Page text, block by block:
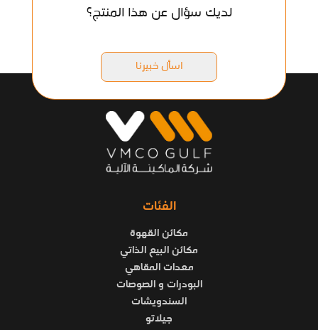
لديك سؤال عن هذا المنتج؟
اسأل خبيرنا
الفئات
مكائن القهوة
مكائن البيع الذاتي
معدات المقاهي
البودرات و الصوصات
السندويشات
جيلاتو